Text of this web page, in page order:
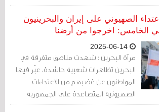
مصدراً للشرور والتوترات في المنطقة.
الصهيوني على إيران والبحرينيون
الخامس: اخرجوا من أرضنا
مرآة البحرين : شهدت مناطق متفرقة في
البحرين تظاهرات شعبية حاشدة، عبّر فيها
المواطنون عن غضبهم من الاعتداءات
الصهيونية المتصاعدة على الجمهورية
الإسلامية الإيرانية، مؤكدين تضامنهم الكامل